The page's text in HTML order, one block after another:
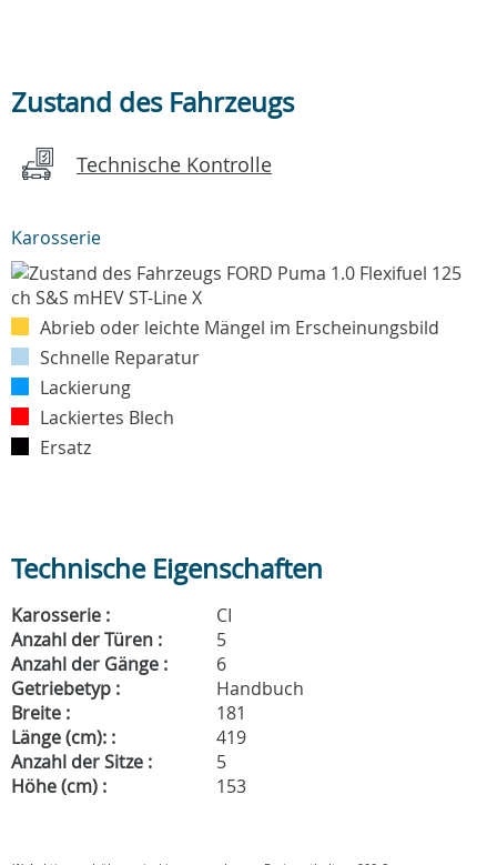
Zustand des Fahrzeugs
Technische Kontrolle
Karosserie
Abrieb oder leichte Mängel im Erscheinungsbild
Schnelle Reparatur
Lackierung
Lackiertes Blech
Ersatz
Technische Eigenschaften
Karosserie :
CI
Anzahl der Türen :
5
Anzahl der Gänge :
6
Getriebetyp :
Handbuch
Breite :
181
Länge (cm): :
419
Anzahl der Sitze :
5
Höhe (cm) :
153